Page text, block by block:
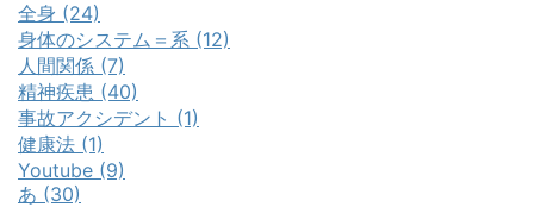
全身 (24)
身体のシステム＝系 (12)
人間関係 (7)
精神疾患 (40)
事故アクシデント (1)
健康法 (1)
Youtube (9)
あ (30)